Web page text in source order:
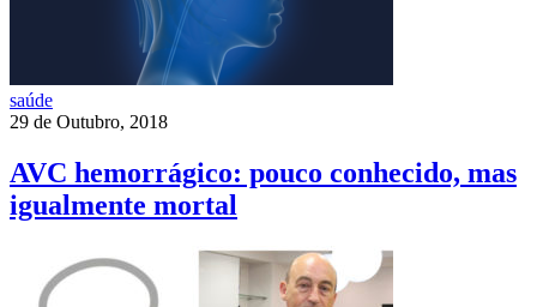
saúde
29 de Outubro, 2018
AVC hemorrágico: pouco conhecido, mas
igualmente mortal